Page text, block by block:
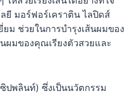
ยี มอร์ฟอร์เคราติน ไลปิดส์
ม ช่วยในการบำรุงเส้นผมของ
ผมของคุณเรียงตัวสวยและ
ปพลินท์) ซึ่งเป็นนวัตกรรม